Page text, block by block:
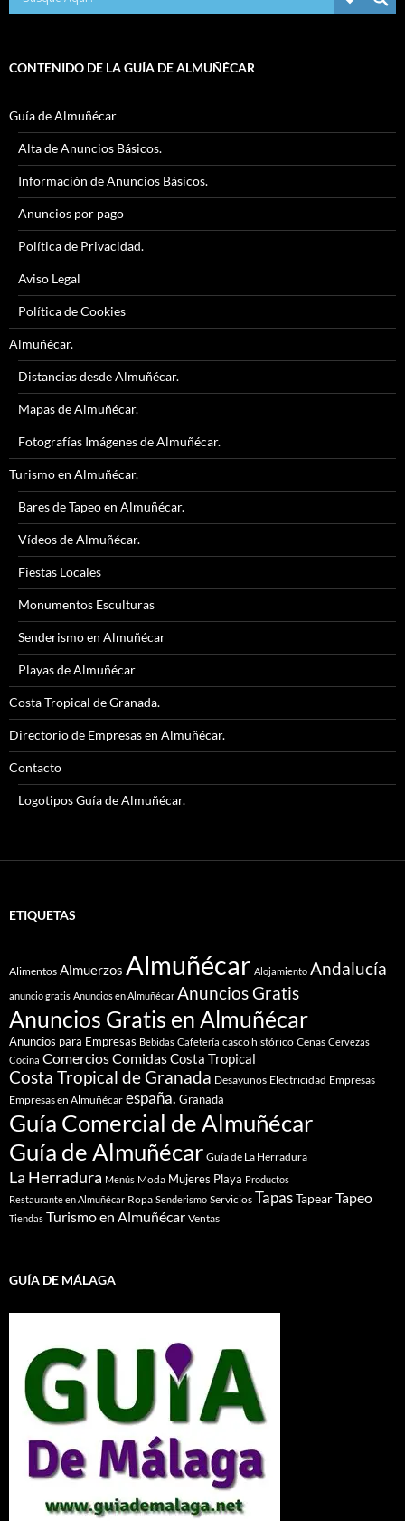
CONTENIDO DE LA GUÍA DE ALMUÑÉCAR
Guía de Almuñécar
Alta de Anuncios Básicos.
Información de Anuncios Básicos.
Anuncios por pago
Política de Privacidad.
Aviso Legal
Política de Cookies
Almuñécar.
Distancias desde Almuñécar.
Mapas de Almuñécar.
Fotografías Imágenes de Almuñécar.
Turismo en Almuñécar.
Bares de Tapeo en Almuñécar.
Vídeos de Almuñécar.
Fiestas Locales
Monumentos Esculturas
Senderismo en Almuñécar
Playas de Almuñécar
Costa Tropical de Granada.
Directorio de Empresas en Almuñécar.
Contacto
Logotipos Guía de Almuñécar.
ETIQUETAS
Alimentos Almuerzos Almuñécar Alojamiento Andalucía
anuncio gratis Anuncios en Almuñécar Anuncios Gratis
Anuncios Gratis en Almuñécar
Anuncios para Empresas Bebidas Cafetería casco histórico Cenas Cervezas
Cocina ComerciosComidasCosta Tropical
Costa Tropical de Granada Desayunos Electricidad Empresas
Empresas en Almuñécar españa. Granada
Guía Comercial de Almuñécar
Guía de Almuñécar Guía de La Herradura
La Herradura Menús Moda Mujeres Playa Productos
Restaurante en Almuñécar Ropa Senderismo Servicios TapasTapearTapeo
Tiendas Turismo en Almuñécar Ventas
GUÍA DE MÁLAGA